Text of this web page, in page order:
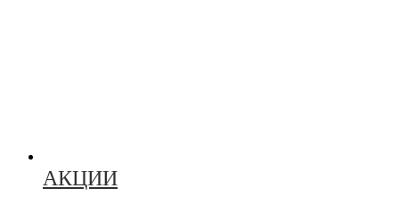
АКЦИИ